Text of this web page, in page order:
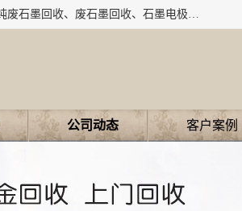
河北石墨回收厂家昊联碳素有限公司主要经营业务：石墨粉子回收、废石墨方子回收、高纯废石墨回收、废石墨回收、石墨电极回收、废石墨板回收、石墨增碳剂、单晶硅石墨、单晶硅石墨回收、废多晶硅石墨、废多晶硅石墨回收、废高纯石墨回收、废石墨、废石墨棒、废石墨棒回收、废石墨换热器回收、高纯石墨回收、石墨粉回收、石墨换热器回收、石墨纸回收、回收石墨板、回收石墨电极、石墨板回收、石墨回收。
公司动态 客户案例